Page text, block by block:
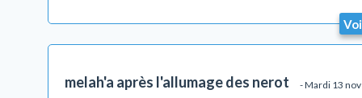
melah'a après l'allumage des nerot - Mardi 13